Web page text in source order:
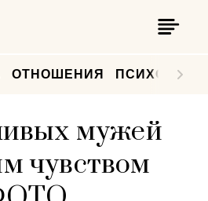
ОТНОШЕНИЯ
мужей
чувством